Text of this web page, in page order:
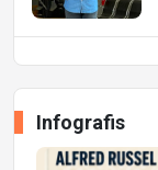
Infografis